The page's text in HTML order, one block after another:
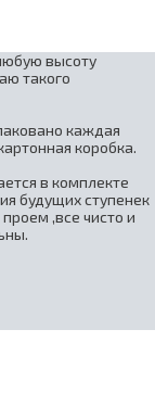
высоту
такого
каждая
коробка.
в комплекте
будущих ступенек
,все чисто и